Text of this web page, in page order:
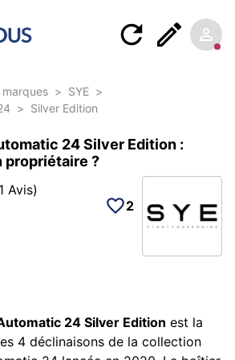
> SYE >
> Silver Edition
24 Silver Edition :
propriétaire ?
1 Avis)
2
24 Silver Edition est la
4 déclinaisons de la collection